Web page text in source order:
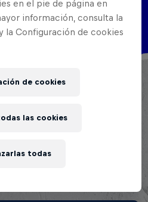
del país, Inicio su carrera
de 2021.
en el pie de página en
información, consulta la
la Configuración de cookies
de cookies
todas
las cookies